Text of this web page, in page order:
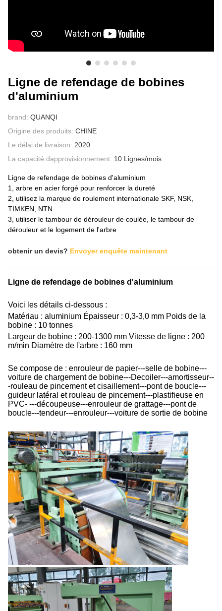
Ligne de refendage de bobines
d'aluminium
brand: QUANQI
Origine des produits: CHINE
Le délai de livraison: 2020
La capacité dapprovisionnement: 10 Lignes/mois
Ligne de refendage de bobines d'aluminium
1, arbre en acier forgé pour renforcer la dureté
2, utilisez la marque de roulement internationale SKF, NSK,
TIMKEN, NTN
3, utiliser le tambour de dérouleur de coulée, le tambour de
dérouleur et le logement de l'arbre
obtenir un devis? Envoyer enquête maintenant
Ligne de refendage de bobines d'aluminium
Voici les détails ci-dessous :
Matériau : aluminium Épaisseur : 0,3-3,0 mm Poids de la
bobine : 10 tonnes
Largeur de bobine : 200-1300 mm Vitesse de ligne : 200
m/min Diamètre de l'arbre : 160 mm
Se compose de : enrouleur de papier---selle de bobine---
voiture de chargement de bobine---Decoiler---amortisseur--
-rouleau de pincement et cisaillement---pont de boucle---
guideur latéral et rouleau de pincement---plastifieuse en
PVC- ---découpeuse---enrouleur de grattage---pont de
boucle---tendeur---enrouleur---voiture de sortie de bobine